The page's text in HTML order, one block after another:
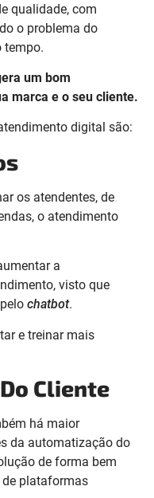
qualidade, com
o problema do
tempo.
um bom
marca e o seu cliente.
digital são:
os atendentes, de
o atendimento
a
visto que
chatbot.
e treinar mais
Cliente
há maior
da automatização do
de forma bem
plataformas